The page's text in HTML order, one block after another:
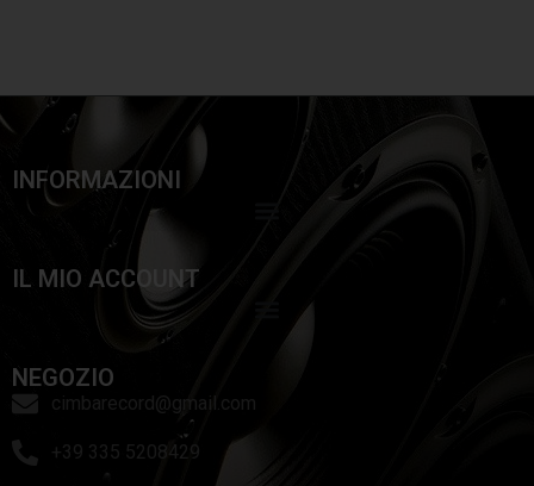
INFORMAZIONI
IL MIO ACCOUNT
NEGOZIO
cimbarecord@gmail.com
+39 335 5208429